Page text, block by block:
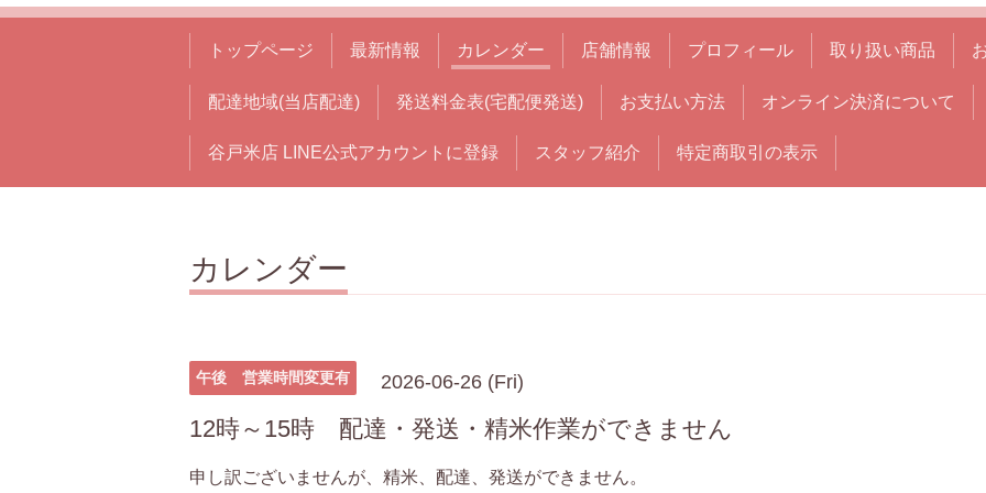
トップページ 最新情報 カレンダー 店舗情報 プロフィール 取り扱い商品
配達地域(当店配達) 発送料金表(宅配便発送) お支払い方法 オンライン決済について
谷戸米店 LINE公式アカウントに登録 スタッフ紹介 特定商取引の表示
カレンダー
午後 営業時間変更有 2026-06-26 (Fri)
12時～15時 配達・発送・精米作業ができません
申し訳ございませんが、精米、配達、発送ができません。